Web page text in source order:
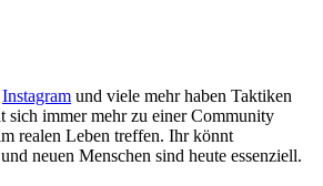
Instagram und viele mehr haben Taktiken
sich immer mehr zu einer Community
realen Leben treffen. Ihr könnt
neuen Menschen sind heute essenziell.